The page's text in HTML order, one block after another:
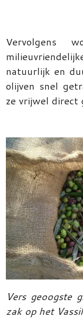
Vervolgens
natuurlijk en
olijven snel
ze vrijwel direct
Vers geoogste
zak op het